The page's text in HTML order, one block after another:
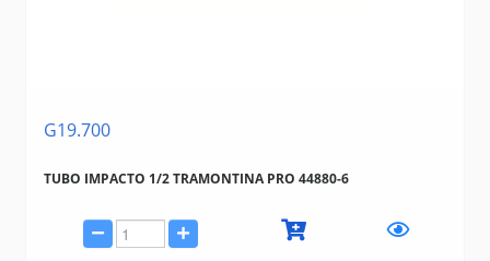
G19.700
TUBO IMPACTO 1/2 TRAMONTINA PRO 44880-6